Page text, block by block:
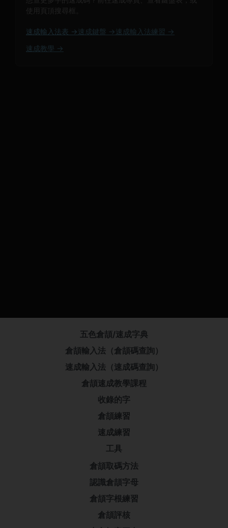
使用頁頂搜尋框。
速成輸入法表 → 速成鍵盤 → 速成輸入法練習 →
速成教學 →
五色倉頡/速成字典
倉頡輸入法（倉頡碼查詢）
速成輸入法（速成碼查詢）
倉頡速成教學課程
收錄的字
倉頡練習
速成練習
工具
倉頡取碼方法
認識倉頡字母
倉頡字根練習
倉頡評核